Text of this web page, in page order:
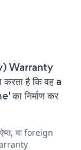
Warranty
है कि वह a
निर्माण कर
या foreign